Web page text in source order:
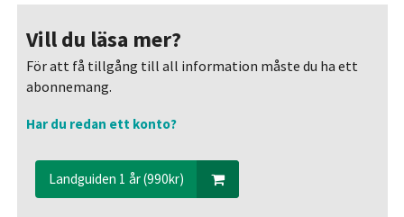
Vill du läsa mer?
För att få tillgång till all information måste du ha ett
abonnemang.
Har du redan ett konto?
Landguiden 1 år (990kr)